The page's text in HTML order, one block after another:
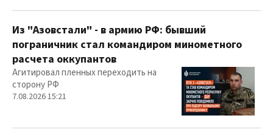
Из "Азовстали" - в армию РФ: бывший
пограничник стал командиром минометного
расчета оккупантов
Агитировал пленных переходить на
сторону РФ
7.08.2026 15:21